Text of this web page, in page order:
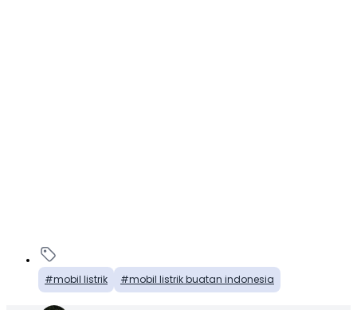
mobil listrik mobil listrik buatan indonesia